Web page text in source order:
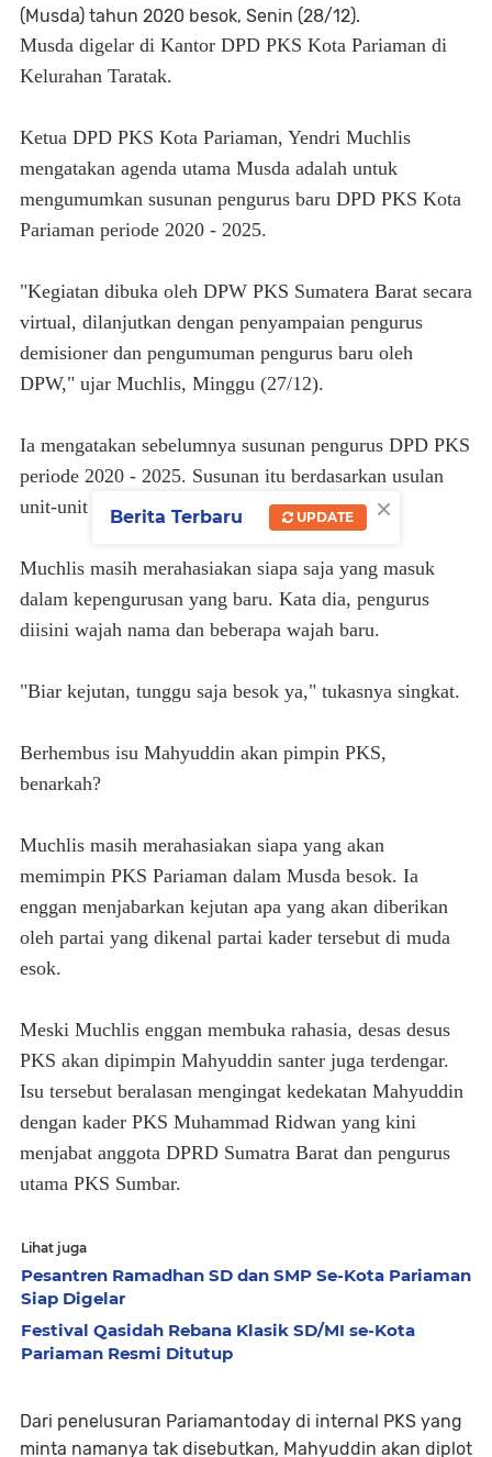
(Musda) tahun 2020 besok, Senin (28/12).
Musda digelar di Kantor DPD PKS Kota Pariaman di
Kelurahan Taratak.
Ketua DPD PKS Kota Pariaman, Yendri Muchlis
mengatakan agenda utama Musda adalah untuk
mengumumkan susunan pengurus baru DPD PKS Kota
Pariaman periode 2020 - 2025.
"Kegiatan dibuka oleh DPW PKS Sumatera Barat secara
virtual, dilanjutkan dengan penyampaian pengurus
demisioner dan pengumuman pengurus baru oleh
DPW," ujar Muchlis, Minggu (27/12).
Ia mengatakan sebelumnya susunan pengurus DPD PKS
periode 2020 - 2025. Susunan itu berdasarkan usulan
unit-unit partai tersebut.
Muchlis masih merahasiakan siapa saja yang masuk
dalam kepengurusan yang baru. Kata dia, pengurus
diisini wajah nama dan beberapa wajah baru.
"Biar kejutan, tunggu saja besok ya," tukasnya singkat.
Berhembus isu Mahyuddin akan pimpin PKS,
benarkah?
Muchlis masih merahasiakan siapa yang akan
memimpin PKS Pariaman dalam Musda besok. Ia
enggan menjabarkan kejutan apa yang akan diberikan
oleh partai yang dikenal partai kader tersebut di muda
esok.
Meski Muchlis enggan membuka rahasia, desas desus
PKS akan dipimpin Mahyuddin santer juga terdengar.
Isu tersebut beralasan mengingat kedekatan Mahyuddin
dengan kader PKS Muhammad Ridwan yang kini
menjabat anggota DPRD Sumatra Barat dan pengurus
utama PKS Sumbar.
Lihat juga
Pesantren Ramadhan SD dan SMP Se-Kota Pariaman
Siap Digelar
Festival Qasidah Rebana Klasik SD/MI se-Kota
Pariaman Resmi Ditutup
Dari penelusuran Pariamantoday di internal PKS yang
minta namanya tak disebutkan, Mahyuddin akan diplot
×
Berita Terbaru UPDATE